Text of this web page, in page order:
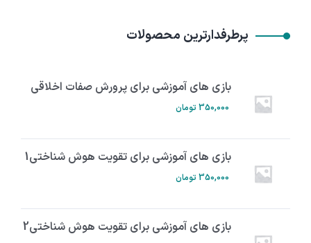
پرطرفدارترین محصولات
بازی های آموزشی برای پرورش صفات اخلاقی
350,000 تومان
بازی های آموزشی برای تقویت هوش شناختی1
350,000 تومان
بازی های آموزشی برای تقویت هوش شناختی2